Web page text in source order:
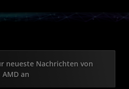
neueste Nachrichten von
AMD an